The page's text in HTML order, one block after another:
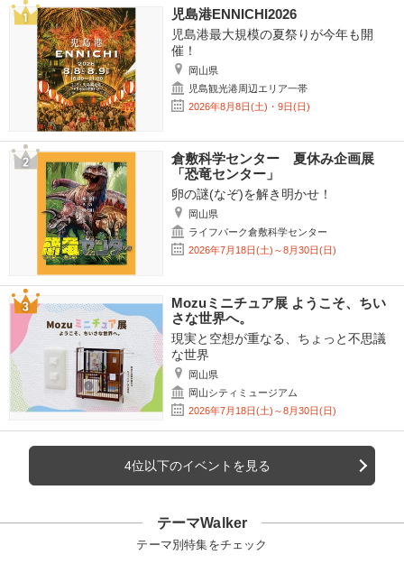
児島港ENNICHI2026
児島港最大規模の夏祭りが今年も開
催！
岡山県
児島観光港周辺エリア一帯
2026年8月8日(土)・9日(日)
倉敷科学センター 夏休み企画展
「恐竜センター」
卵の謎(なぞ)を解き明かせ！
岡山県
ライフパーク倉敷科学センター
2026年7月18日(土)～8月30日(日)
Mozuミニチュア展 ようこそ、ちい
さな世界へ。
現実と空想が重なる、ちょっと不思議
な世界
岡山県
岡山シティミュージアム
2026年7月18日(土)～8月30日(日)
4位以下のイベントを見る
テーマWalker
テーマ別特集をチェック